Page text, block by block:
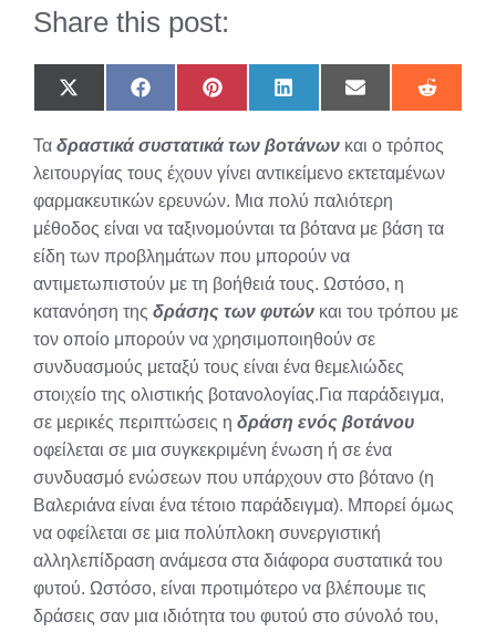
Share this post:
Share
on
(Twitter)
Share
on
Share
on
Share
on
Share
on
Share
on
Τα δραστικά συστατικά των βοτάνων και ο τρόπος
λειτουργίας τους έχουν γίνει αντικείμενο εκτεταμένων
φαρμακευτικών ερευνών. Μια πολύ παλιότερη
μέθοδος είναι να ταξινομούνται τα βότανα με βάση τα
είδη των προβλημάτων που μπορούν να
αντιμετωπιστούν με τη βοήθειά τους. Ωστόσο, η
κατανόηση της δράσης των φυτών και του τρόπου με
τον οποίο μπορούν να χρησιμοποιηθούν σε
συνδυασμούς μεταξύ τους είναι ένα θεμελιώδες
στοιχείο της ολιστικής βοτανολογίας.Για παράδειγμα,
σε μερικές περιπτώσεις η δράση ενός βοτάνου
οφείλεται σε μια συγκεκριμένη ένωση ή σε ένα
συνδυασμό ενώσεων που υπάρχουν στο βότανο (η
Βαλεριάνα είναι ένα τέτοιο παράδειγμα). Μπορεί όμως
να οφείλεται σε μια πολύπλοκη συνεργιστική
αλληλεπίδραση ανάμεσα στα διάφορα συστατικά του
φυτού. Ωστόσο, είναι προτιμότερο να βλέπουμε τις
δράσεις σαν μια ιδιότητα του φυτού στο σύνολό του,